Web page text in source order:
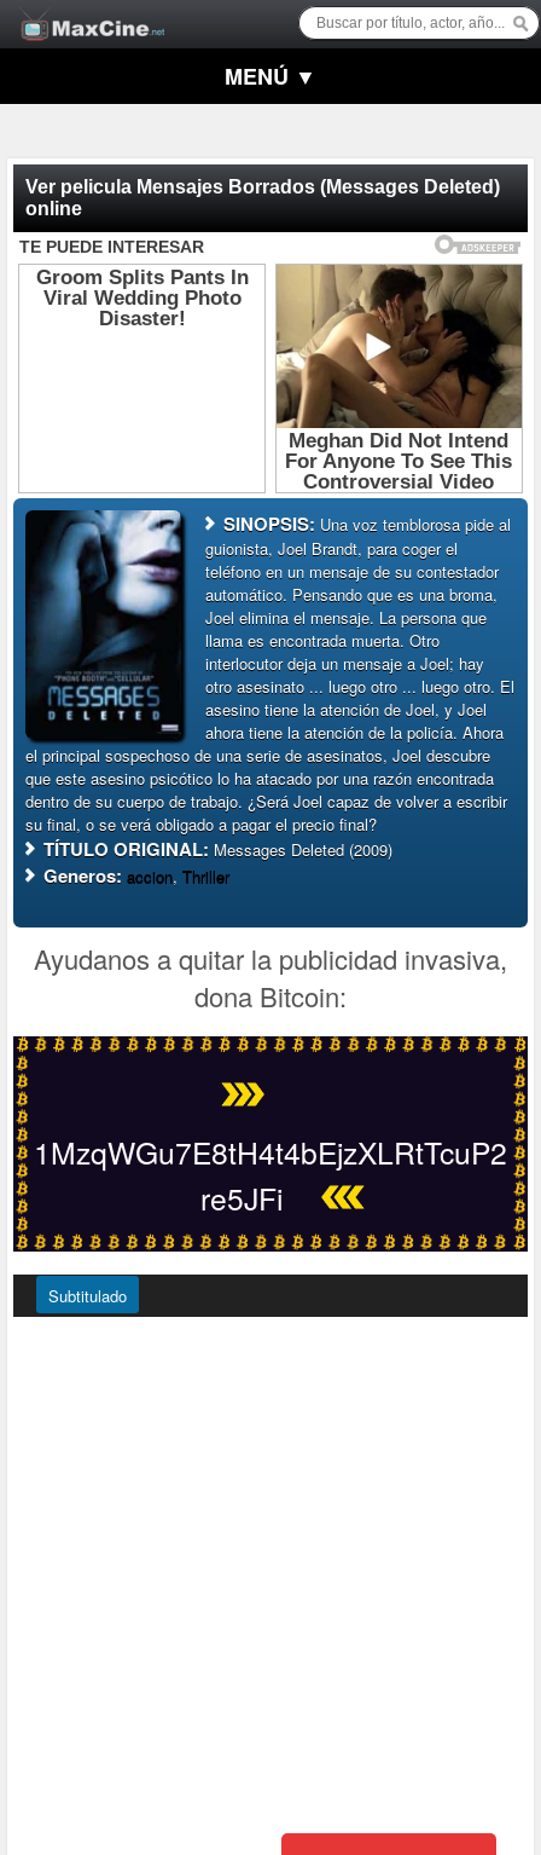
MENÚ ▼
Ver pelicula Mensajes Borrados (Messages Deleted)
online
SINOPSIS: Una voz temblorosa pide al
guionista, Joel Brandt, para coger el
teléfono en un mensaje de su contestador
automático. Pensando que es una broma,
Joel elimina el mensaje. La persona que
llama es encontrada muerta. Otro
interlocutor deja un mensaje a Joel; hay
otro asesinato ... luego otro ... luego otro. El
asesino tiene la atención de Joel, y Joel
ahora tiene la atención de la policía. Ahora
el principal sospechoso de una serie de asesinatos, Joel descubre
que este asesino psicótico lo ha atacado por una razón encontrada
dentro de su cuerpo de trabajo. ¿Será Joel capaz de volver a escribir
su final, o se verá obligado a pagar el precio final?
TÍTULO ORIGINAL: Messages Deleted (2009)
Generos:accion, Thriller
Ayudanos a quitar la publicidad invasiva,
dona Bitcoin:
1MzqWGu7E8tH4t4bEjzXLRtTcuP2
re5JFi
Subtitulado